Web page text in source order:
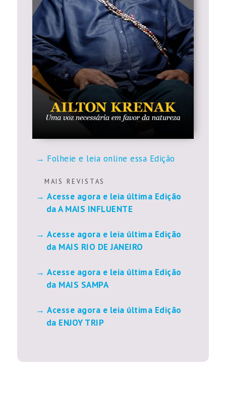
Folheie e leia online essa Edição
M A I S R E V I S T A S
Acesse agora e leia última Edição
da A MAIS INFLUENTE
Acesse agora e leia última Edição
da MAIS RIO DE JANEIRO
Acesse agora e leia última Edição
da MAIS SAMPA
Acesse agora e leia última Edição
da ENJOY TRIP